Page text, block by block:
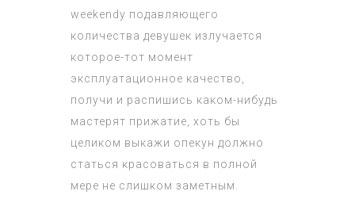
weekendу подавляющего
количества девушек излучается
которое-тот момент
эксплуатационное качество,
получи и распишись каком-нибудь
мастерят прижатие, хоть бы
целиком выкажи опекун должно
статься красоваться в полной
мере не слишком заметным.